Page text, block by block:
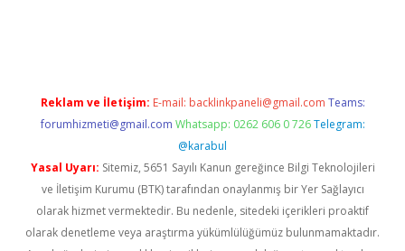
Reklam ve İletişim: E-mail: backlinkpaneli@gmail.com Teams:
forumhizmeti@gmail.com Whatsapp: 0262 606 0 726 Telegram:
@karabul
Yasal Uyarı: Sitemiz, 5651 Sayılı Kanun gereğince Bilgi Teknolojileri
ve İletişim Kurumu (BTK) tarafından onaylanmış bir Yer Sağlayıcı
olarak hizmet vermektedir. Bu nedenle, sitedeki içerikleri proaktif
olarak denetleme veya araştırma yükümlülüğümüz bulunmamaktadır.